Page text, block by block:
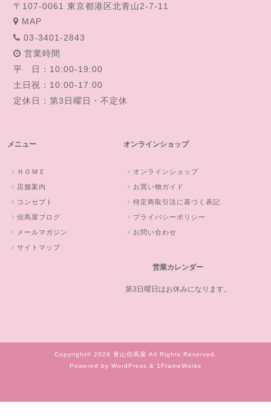
〒107-0061 東京都港区北青山2-7-11
MAP
03-3401-2843
営業時間
平 日：10:00-19:00
土日祝：10:00-17:00
定休日：第3日曜日・不定休
メニュー
ＨＯＭＥ
店舗案内
コンセプト
但馬屋ブログ
メールマガジン
サイトマップ
オンラインショップ
オンラインショップ
お買い物ガイド
特定商取引法に基づく表記
プライバシーポリシー
お問い合わせ
営業カレンダー
第3日曜日はお休みになります。
Copyright© 2026 青山但馬屋 All Rights Reserved.
Powered by WordPress & 1FrameWorks